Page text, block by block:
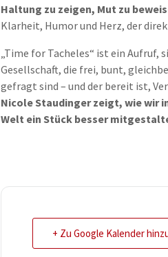
Haltung zu zeigen, Mut zu
Klarheit, Humor und Herz, der
„Time for Tacheles“ ist ein Aufruf,
Gesellschaft, die frei, bunt,
gefragt sind – und der bereit ist,
Nicole Staudinger zeigt, wie wir
Welt ein Stück besser
+ Zu Google Kalender